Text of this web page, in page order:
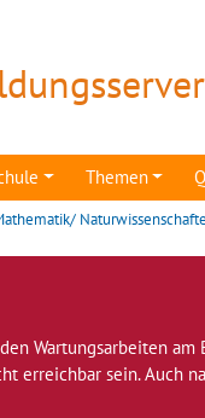
Themen
Wartungsarbeiten
erreichbar sein. Auch